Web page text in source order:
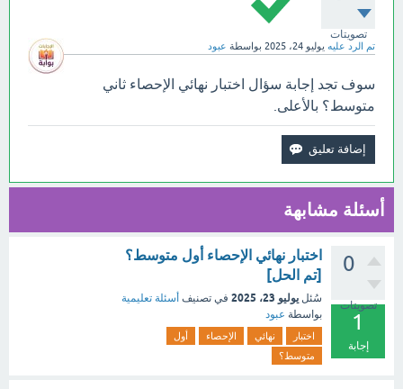
تصويتات
تم الرد عليه يوليو 24، 2025 بواسطة عبود
سوف تجد إجابة سؤال اختبار نهائي الإحصاء ثاني
متوسط؟ بالأعلى.
أسئلة مشابهة
0
تصويتات
1
إجابة
اختبار نهائي الإحصاء أول متوسط؟
[تم الحل]
سُئل يوليو 23، 2025 في تصنيف أسئلة تعليمية
بواسطة عبود
اختبار نهائي الإحصاء
أول
متوسط؟